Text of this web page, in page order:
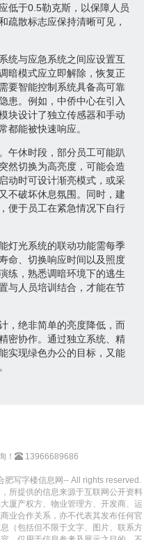
低于0.5勒克斯，以保障人员
疏散标志应保持清晰可见，
统与应急系统之间应设置互
暗模式应立即解除，恢复正
要智能控制系统具备高可靠
患。例如，中侨中心在引入
块设计了独立传感器和手动
都能被快速响应。
午休时段，部分员工可能趴
然切换为高亮度，可能会造
动时可设计渐亮模式，或采
不破坏休息氛围。同时，建
便于员工在紧急情况下自行
灯光系统的联动功能需每季
命、切换响应时间以及照度
练，熟悉调暗环境下的逃生
与人员培训结合，才能在节
，绝非简单的亮度降低，而
密协作。通过独立系统、精
实现绿色办公的目标，又能
！ 13966689686
写字楼信息网-- All rights reserved.
所提供的信息来源于互联网公开资料
厦产权方、物业管理方、开发商、运
业合作关系，亦不代表其发布任何官
（包括但不限于文字、图片、联系方